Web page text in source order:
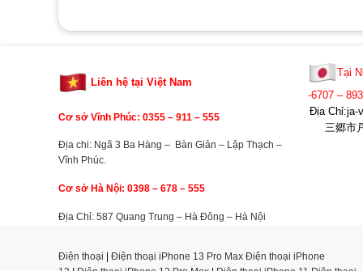
Liên hệ tại Việt Nam
Cơ sở Vĩnh Phúc: 0355 – 911 – 555
Địa chi: Ngã 3 Ba Hàng – Bàn Giản – Lập Thạch –
Vĩnh Phúc.
Cơ sở Hà Nội: 0398 – 678 – 555
Địa Chỉ: 587 Quang Trung – Hà Đông – Hà Nội
Tại
-6707 –
Địa Chỉ:ja-
三郷市
Điện thoại | Điện thoại iPhone 13 Pro Max Điện thoại iPhone